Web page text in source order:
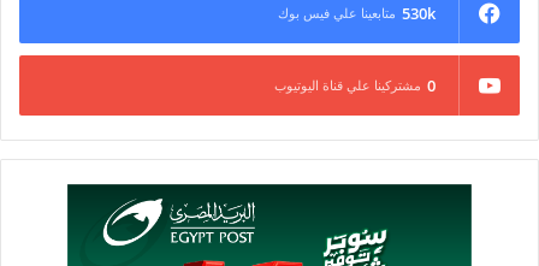
530k متابعينا علي فيس بوك
0 مشتركينا علي قناة اليوتيوب